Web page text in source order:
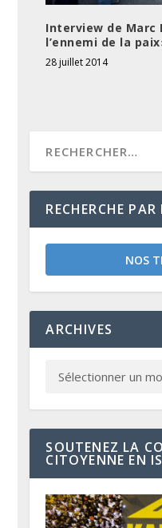
Interview de Marc
l’ennemi de la
28 juillet 2014
RECHERCHE
NOS
ARCHIVES
SOUTENEZ LA
CITOYENNE EN